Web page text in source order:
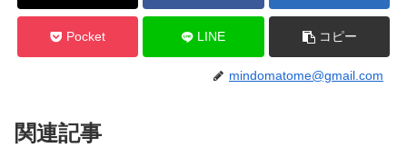
Pocket LINE コピー
mindomatome@gmail.com
関連記事